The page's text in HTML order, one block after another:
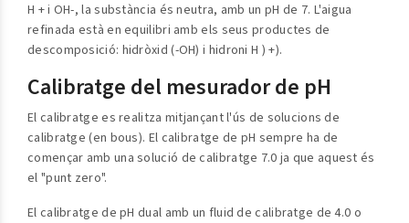
H + i OH-, la substància és neutra, amb un pH de 7. L'aigua
refinada està en equilibri amb els seus productes de
descomposició: hidròxid (-OH) i hidroni H ) +).
Calibratge del mesurador de pH
El calibratge es realitza mitjançant l'ús de solucions de
calibratge (en bous). El calibratge de pH sempre ha de
començar amb una solució de calibratge 7.0 ja que aquest és
el "punt zero".
El calibratge de pH dual amb un fluid de calibratge de 4.0 o